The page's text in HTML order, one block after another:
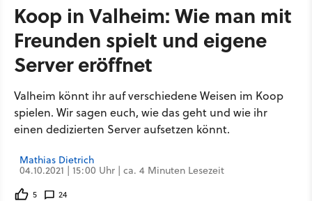
Koop in Valheim: Wie man mit
Freunden spielt und eigene
Server eröffnet
Valheim könnt ihr auf verschiedene Weisen im Koop
spielen. Wir sagen euch, wie das geht und wie ihr
einen dedizierten Server aufsetzen könnt.
Mathias Dietrich
04.10.2021 | 15:00 Uhr | ca. 4 Minuten Lesezeit
5 24